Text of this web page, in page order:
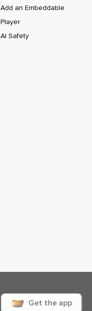
Get the app
Add an Embeddable
Player
AI Safety